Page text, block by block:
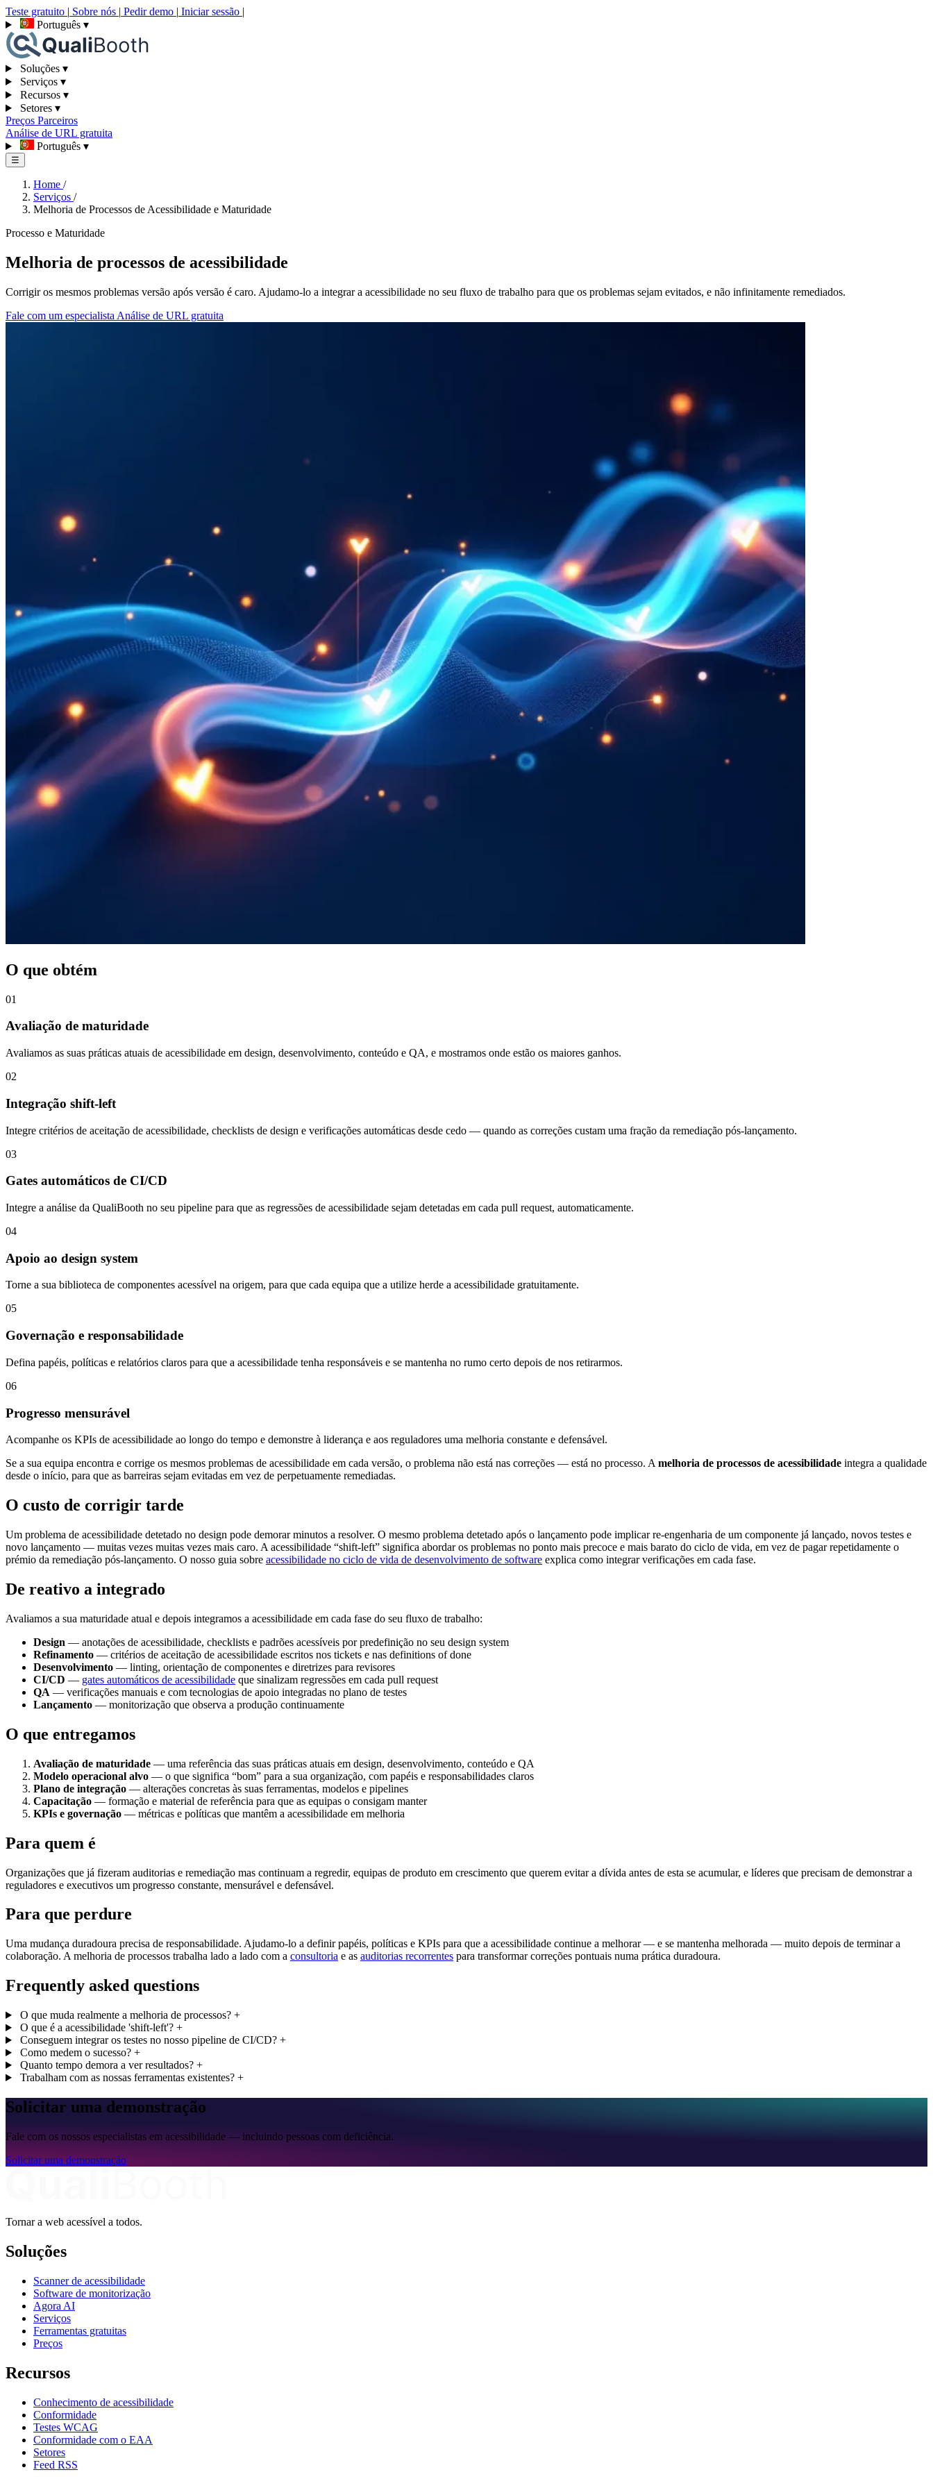
Teste gratuito | Sobre nós | Pedir demo | Iniciar sessão |
Português ▾
Soluções ▾
Serviços ▾
Recursos ▾
Setores ▾
Preços Parceiros
Análise de URL gratuita
Português ▾
☰
Home /
Serviços /
Melhoria de Processos de Acessibilidade e Maturidade
Processo e Maturidade
Melhoria de processos de acessibilidade
Corrigir os mesmos problemas versão após versão é caro. Ajudamo-lo a integrar a acessibilidade no seu fluxo de trabalho para que os problemas sejam evitados, e não infinitamente remediados.
Fale com um especialista Análise de URL gratuita
O que obtém
01
Avaliação de maturidade
Avaliamos as suas práticas atuais de acessibilidade em design, desenvolvimento, conteúdo e QA, e mostramos onde estão os maiores ganhos.
02
Integração shift-left
Integre critérios de aceitação de acessibilidade, checklists de design e verificações automáticas desde cedo — quando as correções custam uma fração da remediação pós-lançamento.
03
Gates automáticos de CI/CD
Integre a análise da QualiBooth no seu pipeline para que as regressões de acessibilidade sejam detetadas em cada pull request, automaticamente.
04
Apoio ao design system
Torne a sua biblioteca de componentes acessível na origem, para que cada equipa que a utilize herde a acessibilidade gratuitamente.
05
Governação e responsabilidade
Defina papéis, políticas e relatórios claros para que a acessibilidade tenha responsáveis e se mantenha no rumo certo depois de nos retirarmos.
06
Progresso mensurável
Acompanhe os KPIs de acessibilidade ao longo do tempo e demonstre à liderança e aos reguladores uma melhoria constante e defensável.
Se a sua equipa encontra e corrige os mesmos problemas de acessibilidade em cada versão, o problema não está nas correções — está no processo. A melhoria de processos de acessibilidade integra a qualidade
desde o início, para que as barreiras sejam evitadas em vez de perpetuamente remediadas.
O custo de corrigir tarde
Um problema de acessibilidade detetado no design pode demorar minutos a resolver. O mesmo problema detetado após o lançamento pode implicar re-engenharia de um componente já lançado, novos testes e
novo lançamento — muitas vezes muitas vezes mais caro. A acessibilidade “shift-left” significa abordar os problemas no ponto mais precoce e mais barato do ciclo de vida, em vez de pagar repetidamente o
prémio da remediação pós-lançamento. O nosso guia sobre acessibilidade no ciclo de vida de desenvolvimento de software explica como integrar verificações em cada fase.
De reativo a integrado
Avaliamos a sua maturidade atual e depois integramos a acessibilidade em cada fase do seu fluxo de trabalho:
Design — anotações de acessibilidade, checklists e padrões acessíveis por predefinição no seu design system
Refinamento — critérios de aceitação de acessibilidade escritos nos tickets e nas definitions of done
Desenvolvimento — linting, orientação de componentes e diretrizes para revisores
CI/CD — gates automáticos de acessibilidade que sinalizam regressões em cada pull request
QA — verificações manuais e com tecnologias de apoio integradas no plano de testes
Lançamento — monitorização que observa a produção continuamente
O que entregamos
Avaliação de maturidade — uma referência das suas práticas atuais em design, desenvolvimento, conteúdo e QA
Modelo operacional alvo — o que significa “bom” para a sua organização, com papéis e responsabilidades claros
Plano de integração — alterações concretas às suas ferramentas, modelos e pipelines
Capacitação — formação e material de referência para que as equipas o consigam manter
KPIs e governação — métricas e políticas que mantêm a acessibilidade em melhoria
Para quem é
Organizações que já fizeram auditorias e remediação mas continuam a regredir, equipas de produto em crescimento que querem evitar a dívida antes de esta se acumular, e líderes que precisam de demonstrar a
reguladores e executivos um progresso constante, mensurável e defensável.
Para que perdure
Uma mudança duradoura precisa de responsabilidade. Ajudamo-lo a definir papéis, políticas e KPIs para que a acessibilidade continue a melhorar — e se mantenha melhorada — muito depois de terminar a
colaboração. A melhoria de processos trabalha lado a lado com a consultoria e as auditorias recorrentes para transformar correções pontuais numa prática duradoura.
Frequently asked questions
O que muda realmente a melhoria de processos? +
O que é a acessibilidade 'shift-left'? +
Conseguem integrar os testes no nosso pipeline de CI/CD? +
Como medem o sucesso? +
Quanto tempo demora a ver resultados? +
Trabalham com as nossas ferramentas existentes? +
Solicitar uma demonstração
Fale com os nossos especialistas em acessibilidade — incluindo pessoas com deficiência.
Solicitar uma demonstração
Tornar a web acessível a todos.
Soluções
Scanner de acessibilidade
Software de monitorização
Agora AI
Serviços
Ferramentas gratuitas
Preços
Recursos
Conhecimento de acessibilidade
Conformidade
Testes WCAG
Conformidade com o EAA
Setores
Feed RSS